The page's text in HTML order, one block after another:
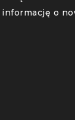
informację o